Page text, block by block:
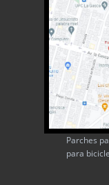
Parches
para